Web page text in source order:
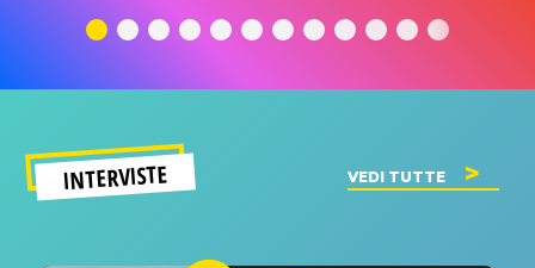
significato
del singolo
INTERVISTE VEDI TUTTE